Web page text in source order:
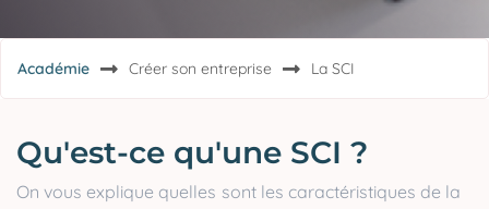
Académie Créer son entreprise La SCI
Qu'est-ce qu'une SCI ?
On vous explique quelles sont les caractéristiques de la